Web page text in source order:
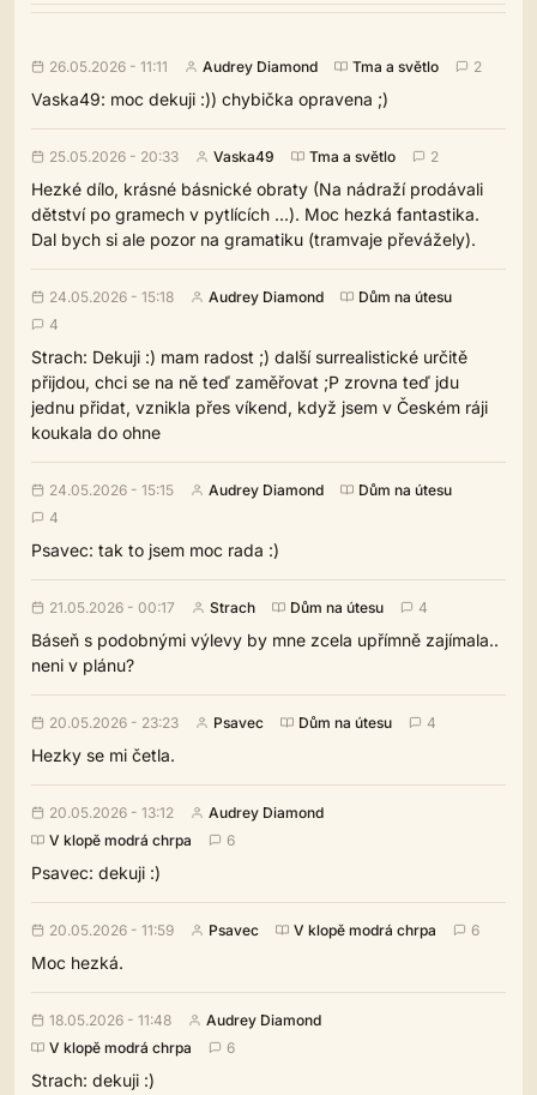
26.05.2026 - 11:11 Audrey Diamond Tma a světlo 2
Vaska49: moc dekuji :)) chybička opravena ;)
25.05.2026 - 20:33 Vaska49 Tma a světlo 2
Hezké dílo, krásné básnické obraty (Na nádraží prodávali
dětství po gramech v pytlících ...). Moc hezká fantastika.
Dal bych si ale pozor na gramatiku (tramvaje převážely).
24.05.2026 - 15:18 Audrey Diamond
Dům na útesu
4
Strach: Dekuji :) mam radost ;) další surrealistické určitě
přijdou, chci se na ně teď zaměřovat ;P zrovna teď jdu
jednu přidat, vznikla přes víkend, když jsem v Českém ráji
koukala do ohne
24.05.2026 - 15:15 Audrey Diamond
Dům na útesu
4
Psavec: tak to jsem moc rada :)
21.05.2026 - 00:17 Strach Dům na útesu 4
Báseň s podobnými výlevy by mne zcela upřímně zajímala..
neni v plánu?
20.05.2026 - 23:23 Psavec Dům na útesu 4
Hezky se mi četla.
20.05.2026 - 13:12
Audrey Diamond
V klopě modrá chrpa
6
Psavec: dekuji :)
20.05.2026 - 11:59 Psavec V klopě modrá chrpa 6
Moc hezká.
18.05.2026 - 11:48
Audrey Diamond
V klopě modrá chrpa
6
Strach: dekuji :)